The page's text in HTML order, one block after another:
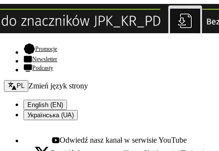
Promocje- otwiera się w nowej karcie
Newsletter
Podcasty
Zmień język - bieżący:
PL Zmień język strony
English (EN)
Українська (UA)
Youtube - otwiera się w nowej karcie
Odwiedź nasz kanał w serwisie YouTube